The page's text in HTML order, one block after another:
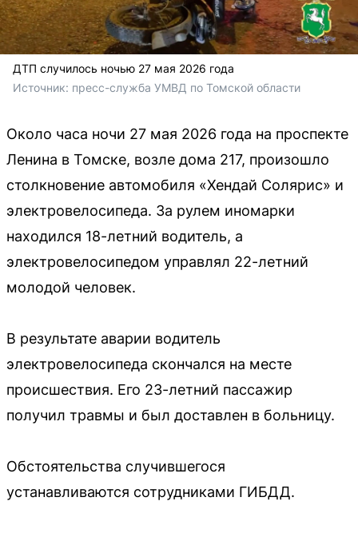
ДТП случилось ночью 27 мая 2026 года
Источник: пресс-служба УМВД по Томской области
Около часа ночи 27 мая 2026 года на проспекте
Ленина в Томске, возле дома 217, произошло
столкновение автомобиля «Хендай Солярис» и
электровелосипеда. За рулем иномарки
находился 18-летний водитель, а
электровелосипедом управлял 22-летний
молодой человек.
В результате аварии водитель
электровелосипеда скончался на месте
происшествия. Его 23-летний пассажир
получил травмы и был доставлен в больницу.
Обстоятельства случившегося
устанавливаются сотрудниками ГИБДД.